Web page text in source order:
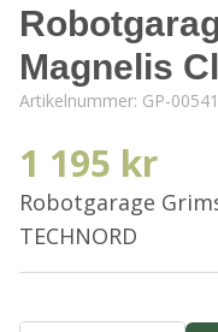
Magnelis
Artikelnummer: GP-00541
1 195 kr
Robotgarage
TECHNORD